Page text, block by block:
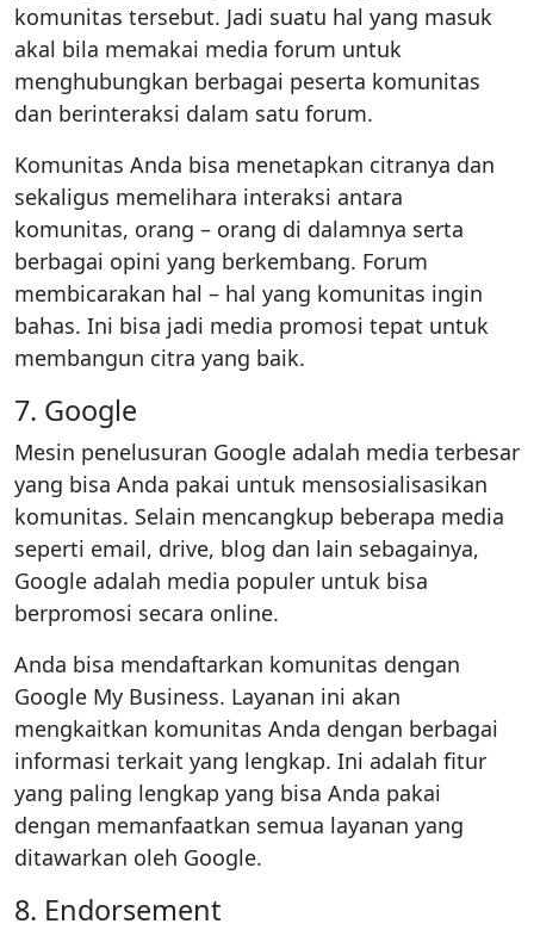
komunitas tersebut. Jadi suatu hal yang masuk
akal bila memakai media forum untuk
menghubungkan berbagai peserta komunitas
dan berinteraksi dalam satu forum.
Komunitas Anda bisa menetapkan citranya dan
sekaligus memelihara interaksi antara
komunitas, orang – orang di dalamnya serta
berbagai opini yang berkembang. Forum
membicarakan hal – hal yang komunitas ingin
bahas. Ini bisa jadi media promosi tepat untuk
membangun citra yang baik.
7. Google
Mesin penelusuran Google adalah media terbesar
yang bisa Anda pakai untuk mensosialisasikan
komunitas. Selain mencangkup beberapa media
seperti email, drive, blog dan lain sebagainya,
Google adalah media populer untuk bisa
berpromosi secara online.
Anda bisa mendaftarkan komunitas dengan
Google My Business. Layanan ini akan
mengkaitkan komunitas Anda dengan berbagai
informasi terkait yang lengkap. Ini adalah fitur
yang paling lengkap yang bisa Anda pakai
dengan memanfaatkan semua layanan yang
ditawarkan oleh Google.
8. Endorsement